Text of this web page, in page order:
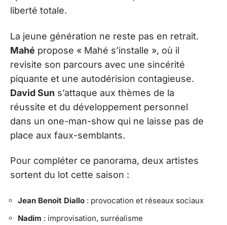
liberté totale.
La jeune génération ne reste pas en retrait.
Mahé propose « Mahé s’installe », où il
revisite son parcours avec une sincérité
piquante et une autodérision contagieuse.
David Sun s’attaque aux thèmes de la
réussite et du développement personnel
dans un one-man-show qui ne laisse pas de
place aux faux-semblants.
Pour compléter ce panorama, deux artistes
sortent du lot cette saison :
Jean Benoit Diallo : provocation et réseaux sociaux
Nadim : improvisation, surréalisme